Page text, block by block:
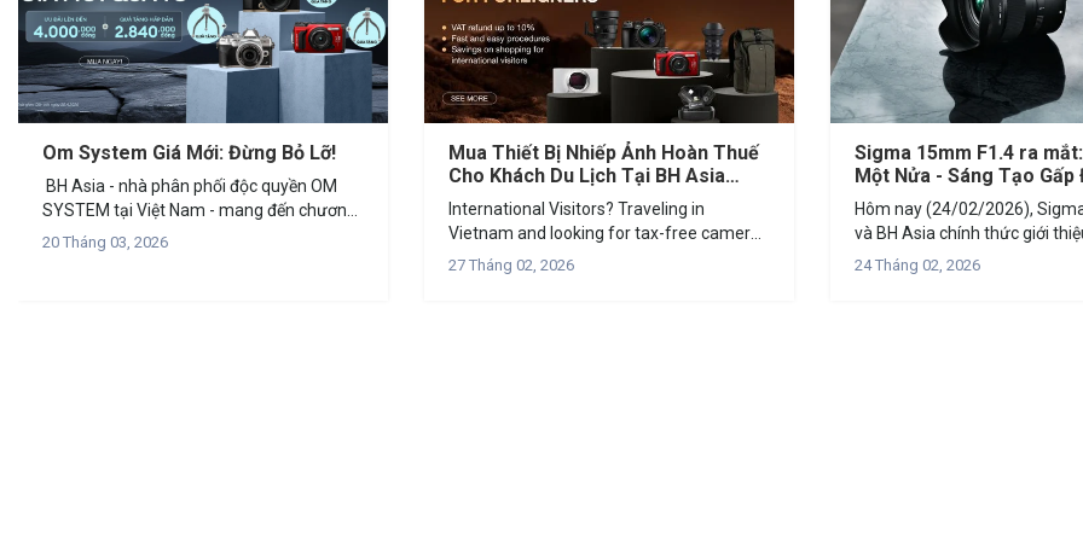
Om System Giá Mới: Đừng Bỏ Lỡ!
BH Asia - nhà phân phối độc quyền OM
SYSTEM tại Việt Nam - mang đến chương
trình ưu đãi “OM SYSTEM GIÁ MỚI QUÀ
20 Tháng 03, 2026
Mua Thiết Bị Nhiếp Ảnh Hoàn Thuế
Cho Khách Du Lịch Tại BH Asia
(VAT Refund Vietnam)
International Visitors? Traveling in
Vietnam and looking for tax-free camera
gear? 👉 [English Content below] MUA
27 Tháng 02, 2026
Sigma 15mm F1.4 ra
Một Nửa - Sáng Tạo Gấp
Hôm nay (24/02/2026),
và BH Asia chính thức giới
15mm F1.4 DC |
24 Tháng 02, 2026